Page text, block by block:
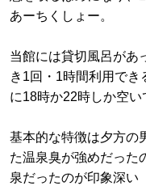
あーちくしょー。
当館には貸切風呂があ
き1回・1時間利用で
に18時か22時しか空い
基本的な特徴は夕方の
た温泉臭が強めだった
泉だったのが印象深い